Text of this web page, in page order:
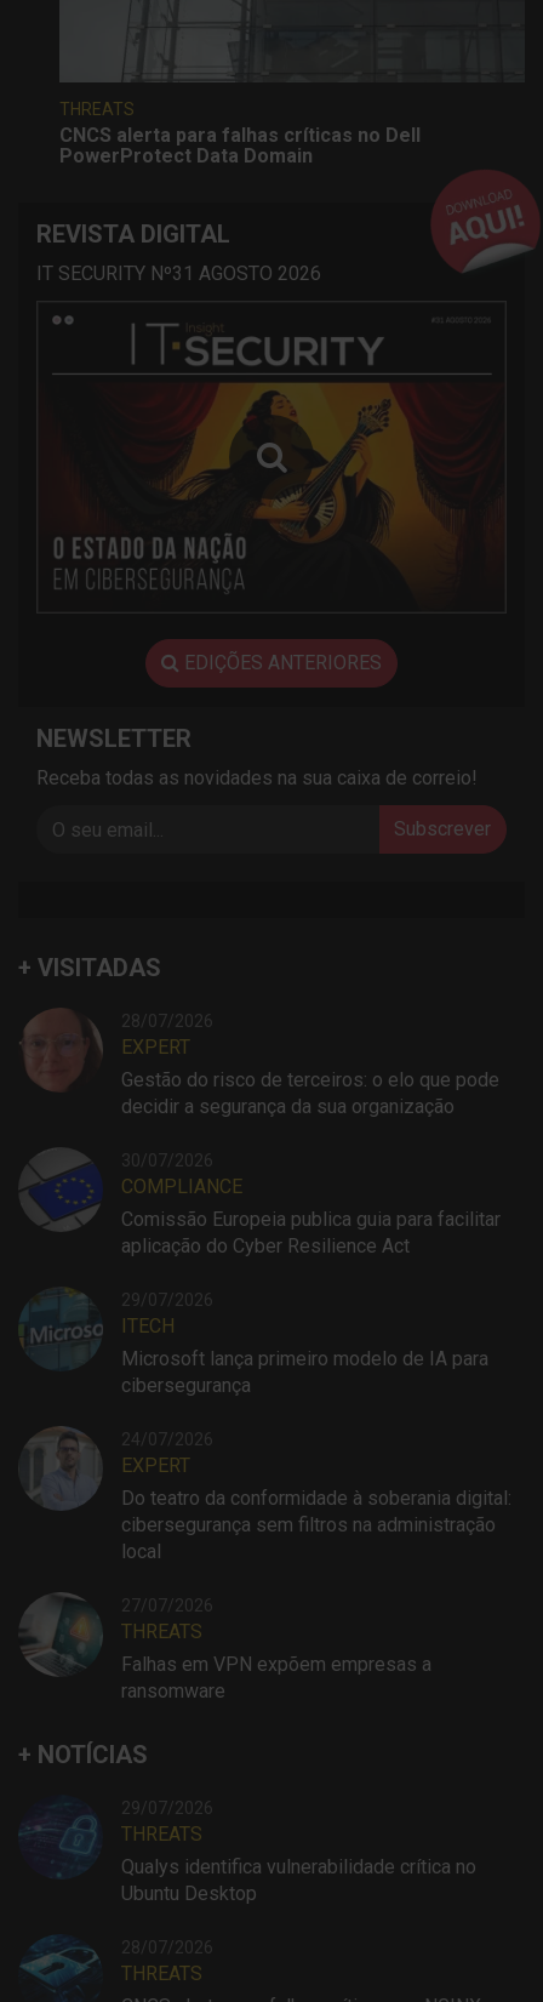
THREATS
CNCS alerta para falhas críticas no Dell
PowerProtect Data Domain
REVISTA DIGITAL
IT SECURITY Nº31 AGOSTO 2026
EDIÇÕES ANTERIORES
NEWSLETTER
Receba todas as novidades na sua caixa de correio!
Subscrever
+ VISITADAS
28/07/2026
EXPERT
Gestão do risco de terceiros: o elo que pode
decidir a segurança da sua organização
30/07/2026
COMPLIANCE
Comissão Europeia publica guia para facilitar
aplicação do Cyber Resilience Act
29/07/2026
ITECH
Microsoft lança primeiro modelo de IA para
cibersegurança
24/07/2026
EXPERT
Do teatro da conformidade à soberania digital:
cibersegurança sem filtros na administração
local
27/07/2026
THREATS
Falhas em VPN expõem empresas a
ransomware
+ NOTÍCIAS
29/07/2026
THREATS
Qualys identifica vulnerabilidade crítica no
Ubuntu Desktop
28/07/2026
THREATS